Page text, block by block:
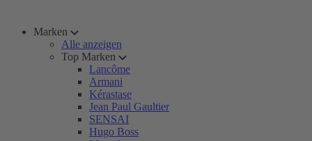
Marken
Alle anzeigen
Top Marken
Lancôme
Armani
Kérastase
Jean Paul Gaultier
SENSAI
Hugo Boss